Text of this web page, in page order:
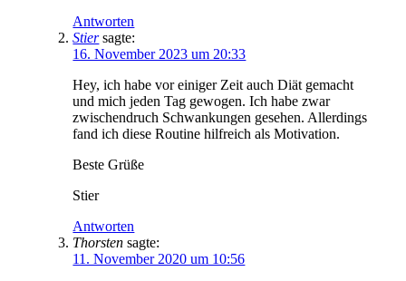
Antworten
Stier sagte:
16. November 2023 um 20:33
Hey, ich habe vor einiger Zeit auch Diät gemacht
und mich jeden Tag gewogen. Ich habe zwar
zwischendruch Schwankungen gesehen. Allerdings
fand ich diese Routine hilfreich als Motivation.
Beste Grüße
Stier
Antworten
Thorsten sagte:
11. November 2020 um 10:56